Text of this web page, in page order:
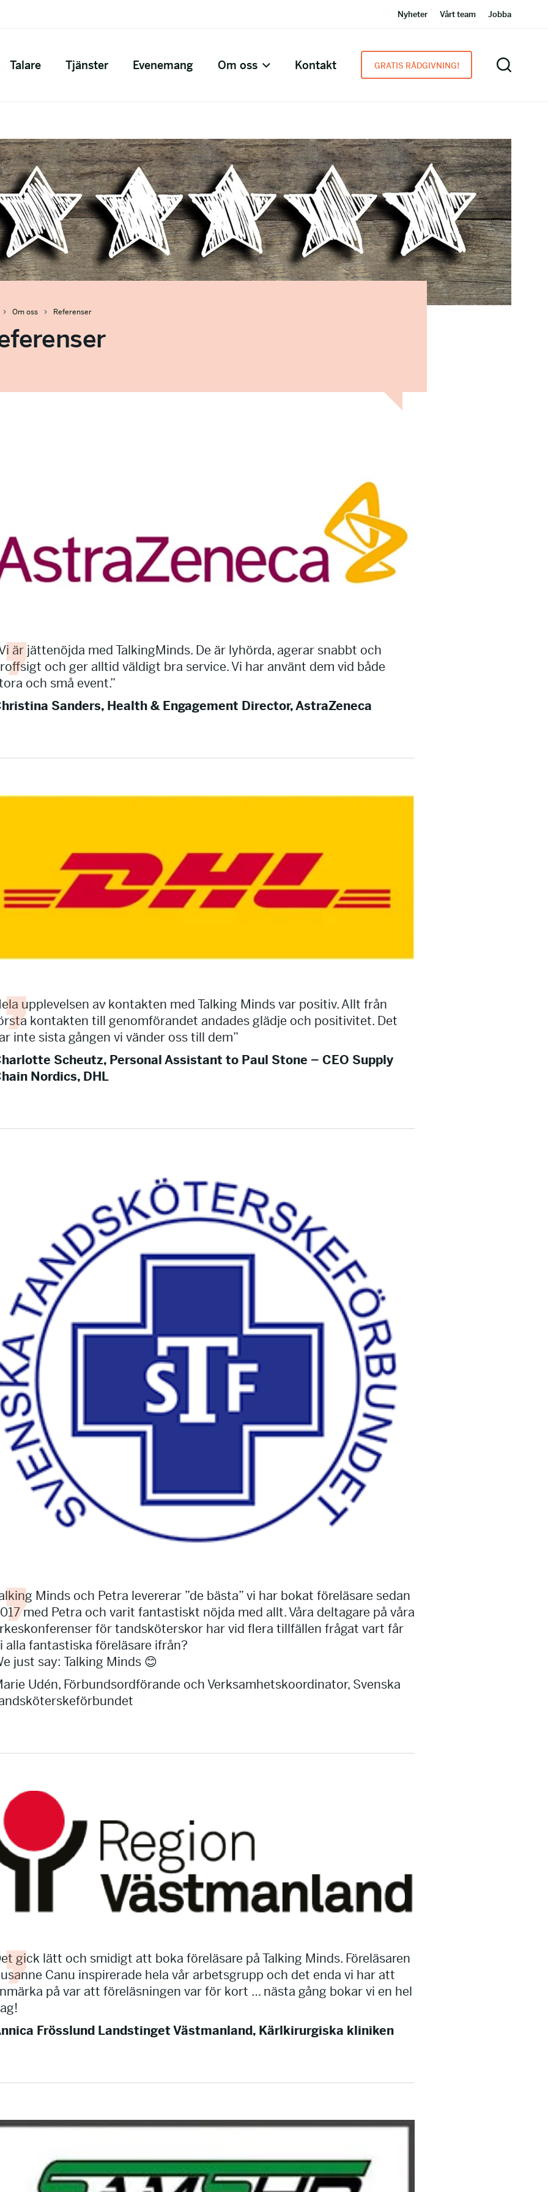
Nyheter Vårt team Jobba
Talare Tjänster Evenemang Om oss Kontakt GRATIS RÅDGIVNING!
Om oss Referenser
är jättenöjda med TalkingMinds. De är lyhörda, agerar snabbt och
och ger alltid väldigt bra service. Vi har använt dem vid både
och små event.”
Sanders, Health & Engagement Director, AstraZeneca
upplevelsen av kontakten med Talking Minds var positiv. Allt från
kontakten till genomförandet andades glädje och positivitet. Det
inte sista gången vi vänder oss till dem”
Scheutz, Personal Assistant to Paul Stone – CEO Supply
Nordics, DHL
Minds och Petra levererar ”de bästa” vi har bokat föreläsare sedan
med Petra och varit fantastiskt nöjda med allt. Våra deltagare på våra
för tandsköterskor har vid flera tillfällen frågat vart får
alla fantastiska föreläsare ifrån?
just say: Talking Minds 😊
Udén, Förbundsordförande och Verksamhetskoordinator, Svenska
gick lätt och smidigt att boka föreläsare på Talking Minds. Föreläsaren
Canu inspirerade hela vår arbetsgrupp och det enda vi har att
på var att föreläsningen var för kort … nästa gång bokar vi en hel
Frösslund Landstinget Västmanland, Kärlkirurgiska kliniken